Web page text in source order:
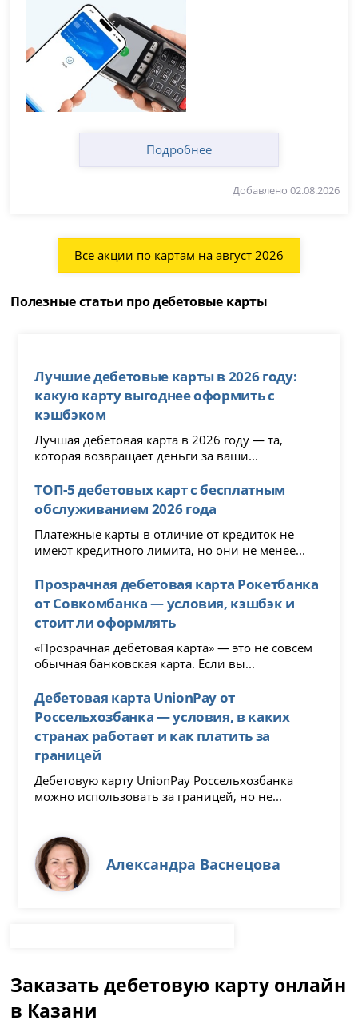
Подробнее
Добавлено 02.08.2026
Все акции по картам на август 2026
Полезные статьи про дебетовые карты
Лучшие дебетовые карты в 2026 году:
какую карту выгоднее оформить с
кэшбэком
Лучшая дебетовая карта в 2026 году — та,
которая возвращает деньги за ваши...
ТОП-5 дебетовых карт с бесплатным
обслуживанием 2026 года
Платежные карты в отличие от кредиток не
имеют кредитного лимита, но они не менее...
Прозрачная дебетовая карта Рокетбанка
от Совкомбанка — условия, кэшбэк и
стоит ли оформлять
«Прозрачная дебетовая карта» — это не совсем
обычная банковская карта. Если вы...
Дебетовая карта UnionPay от
Россельхозбанка — условия, в каких
странах работает и как платить за
границей
Дебетовую карту UnionPay Россельхозбанка
можно использовать за границей, но не...
Александра Васнецова
Заказать дебетовую карту онлайн
в Казани